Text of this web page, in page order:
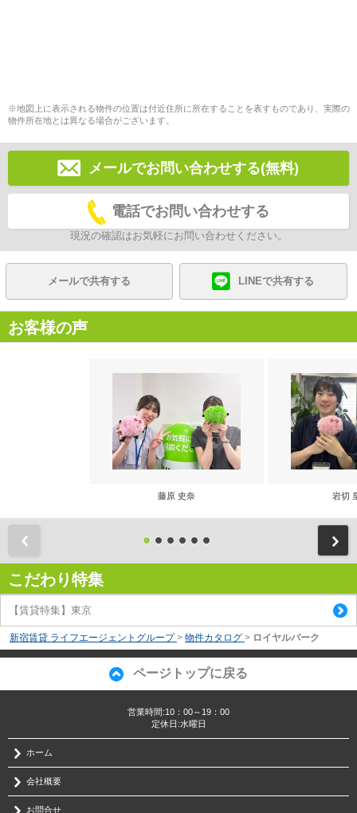
※地図上に表示される物件の位置は付近住所に所在することを表すものであり、実際の
物件所在地とは異なる場合がございます。
メールでお問い合わせする(無料)
電話でお問い合わせする
現況の確認はお気軽にお問い合わせください。
メールで共有する LINEで共有する
お客様の声
藤原 史奈 岩切
こだわり特集
【賃貸特集】東京
新宿賃貸 ライフエージェントグループ > 物件カタログ > ロイヤルパーク
ページトップに戻る
営業時間:10：00～19：00
定休日:水曜日
ホーム
会社概要
お問合せ